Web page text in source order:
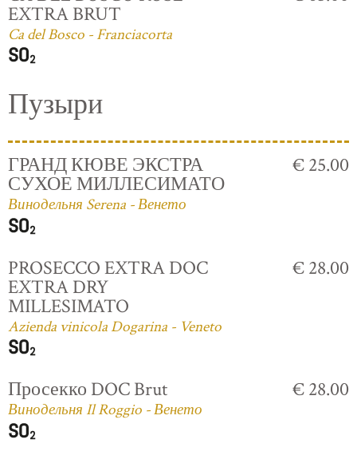
EXTRA BRUT
Ca del Bosco - Franciacorta
Пузыри
ГРАНД КЮВЕ ЭКСТРА
СУХОЕ МИЛЛЕСИМАТО
Винодельня Serena - Венето
€ 25.00
PROSECCO EXTRA DOC
EXTRA DRY
MILLESIMATO
Azienda vinicola Dogarina - Veneto
€ 28.00
Просекко DOC Brut
Винодельня Il Roggio - Венето
€ 28.00